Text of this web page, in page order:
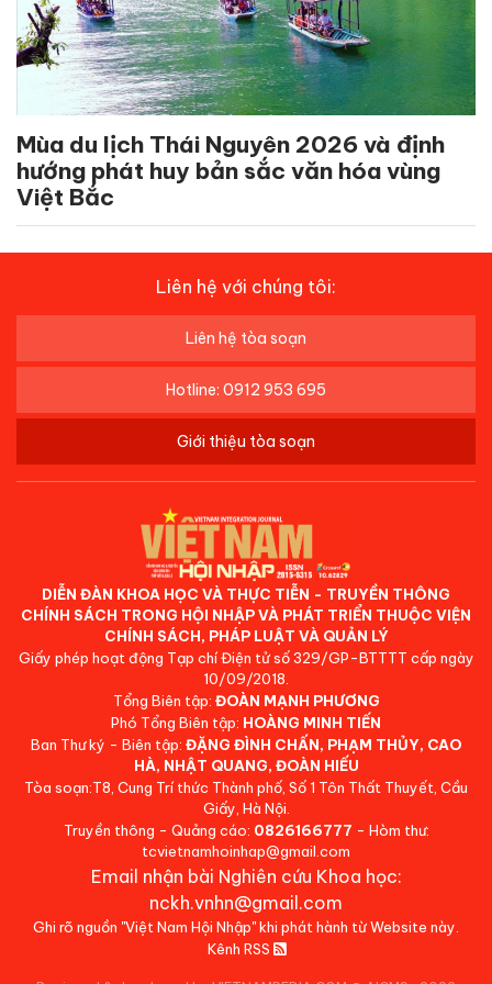
Mùa du lịch Thái Nguyên 2026 và định
hướng phát huy bản sắc văn hóa vùng
Việt Bắc
Liên hệ với chúng tôi:
Liên hệ tòa soạn
Hotline: 0912 953 695
Giới thiệu tòa soạn
DIỄN ĐÀN KHOA HỌC VÀ THỰC TIỄN - TRUYỀN THÔNG
CHÍNH SÁCH TRONG HỘI NHẬP VÀ PHÁT TRIỂN THUỘC VIỆN
CHÍNH SÁCH, PHÁP LUẬT VÀ QUẢN LÝ
Giấy phép hoạt động Tạp chí Điện tử số 329/GP-BTTTT cấp ngày
10/09/2018.
Tổng Biên tập: ĐOÀN MẠNH PHƯƠNG
Phó Tổng Biên tập: HOÀNG MINH TIẾN
Ban Thư ký - Biên tập: ĐẶNG ĐÌNH CHẤN, PHẠM THỦY, CAO
HÀ, NHẬT QUANG, ĐOÀN HIẾU
Tòa soạn:T8, Cung Trí thức Thành phố, Số 1 Tôn Thất Thuyết, Cầu
Giấy, Hà Nội.
Truyền thông - Quảng cáo: 0826166777 - Hòm thư:
tcvietnamhoinhap@gmail.com
Email nhận bài Nghiên cứu Khoa học:
nckh.vnhn@gmail.com
Ghi rõ nguồn "Việt Nam Hội Nhập" khi phát hành từ Website này.
Kênh RSS